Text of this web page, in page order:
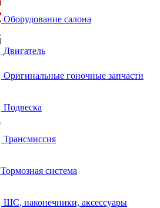
Оборудование салона
Двигатель
Оригинальные гоночные запчасти
Подвеска
Трансмиссия
Тормозная система
ШС, наконечники, аксессуары